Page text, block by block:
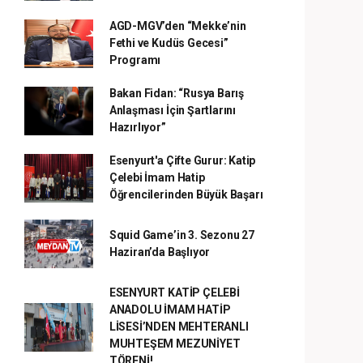
AGD-MGV’den “Mekke’nin
Fethi ve Kudüs Gecesi”
Programı
Bakan Fidan: “Rusya Barış
Anlaşması İçin Şartlarını
Hazırlıyor”
Esenyurt'a Çifte Gurur: Katip
Çelebi İmam Hatip
Öğrencilerinden Büyük Başarı
Squid Game’in 3. Sezonu 27
Haziran’da Başlıyor
ESENYURT KATİP ÇELEBİ
ANADOLU İMAM HATİP
LİSESİ’NDEN MEHTERANLI
MUHTEŞEM MEZUNİYET